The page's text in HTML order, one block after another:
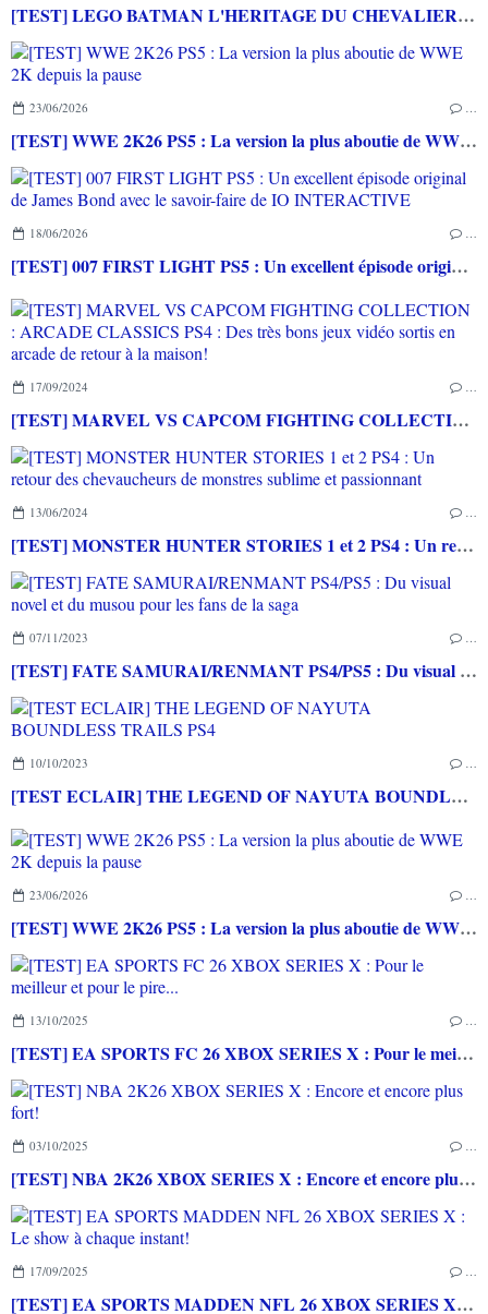
[TEST] LEGO BATMAN L'HERITAGE DU CHEVALIER NOIR XBOX SERIES X : C'est Batman Arkham City en LEGO!
23/06/2026
[TEST] WWE 2K26 PS5 : La version la plus aboutie de WWE 2K depuis la pause
18/06/2026
[TEST] 007 FIRST LIGHT PS5 : Un excellent épisode original de James Bond avec le savoir-faire de IO INTERACTIVE
17/09/2024
[TEST] MARVEL VS CAPCOM FIGHTING COLLECTION : ARCADE CLASSICS PS4 : Des très bons jeux vidéo sortis en arcade de retour à la maison!
13/06/2024
[TEST] MONSTER HUNTER STORIES 1 et 2 PS4 : Un retour des chevaucheurs de monstres sublime et passionnant
07/11/2023
[TEST] FATE SAMURAI/RENMANT PS4/PS5 : Du visual novel et du musou pour les fans de la saga
10/10/2023
[TEST ECLAIR] THE LEGEND OF NAYUTA BOUNDLESS TRAILS PS4
23/06/2026
[TEST] WWE 2K26 PS5 : La version la plus aboutie de WWE 2K depuis la pause
13/10/2025
[TEST] EA SPORTS FC 26 XBOX SERIES X : Pour le meilleur et pour le pire...
03/10/2025
[TEST] NBA 2K26 XBOX SERIES X : Encore et encore plus fort!
17/09/2025
[TEST] EA SPORTS MADDEN NFL 26 XBOX SERIES X : Le show à chaque instant!